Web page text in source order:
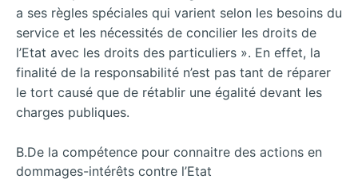
a ses règles spéciales qui varient selon les besoins du
service et les nécessités de concilier les droits de
l’Etat avec les droits des particuliers ». En effet, la
finalité de la responsabilité n’est pas tant de réparer
le tort causé que de rétablir une égalité devant les
charges publiques.
B.De la compétence pour connaitre des actions en
dommages-intérêts contre l’Etat